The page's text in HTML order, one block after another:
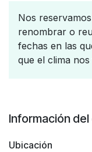
Nos
renombrar o
fechas en las
que el clima nos
Información
Ubicación